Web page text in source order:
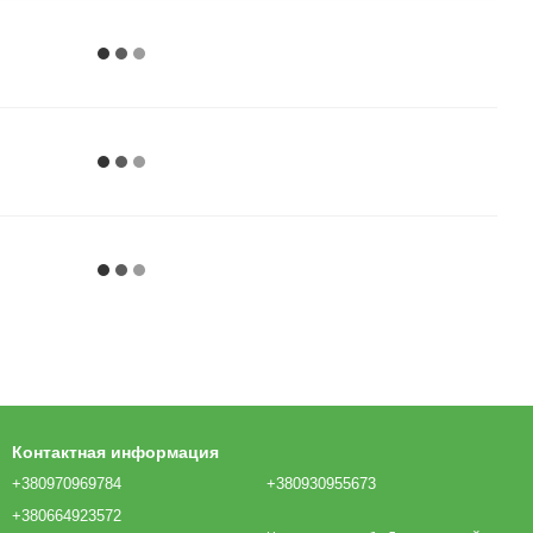
Контактная информация
+380970969784
+380664923572
+380930955673